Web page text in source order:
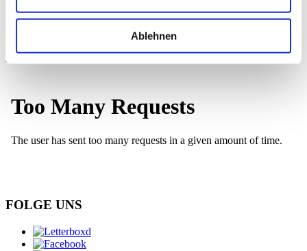
Ablehnen
KINOTICKET
FOLGE UNS